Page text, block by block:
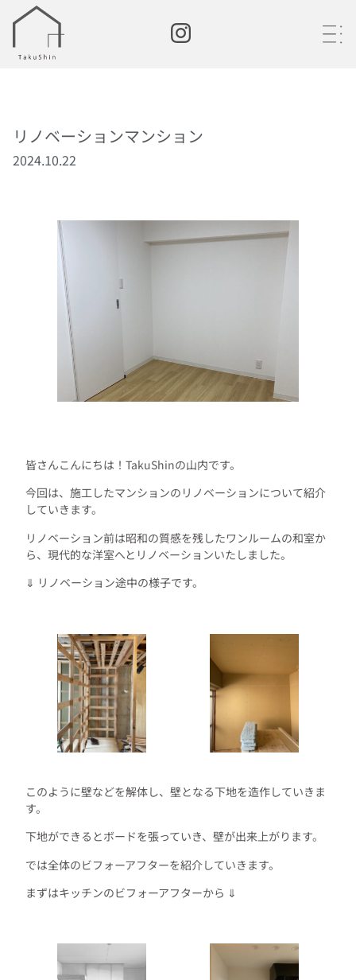
・
・
・
リノベーションマンション
2024.10.22
皆さんこんにちは！TakuShinの山内です。
今回は、施工したマンションのリノベーションについて紹介
していきます。
リノベーション前は昭和の質感を残したワンルームの和室か
ら、現代的な洋室へとリノベーションいたしました。
⇓ リノベーション途中の様子です。
このように壁などを解体し、壁となる下地を造作していきま
す。
下地ができるとボードを張っていき、壁が出来上がります。
では全体のビフォーアフターを紹介していきます。
まずはキッチンのビフォーアフターから ⇓